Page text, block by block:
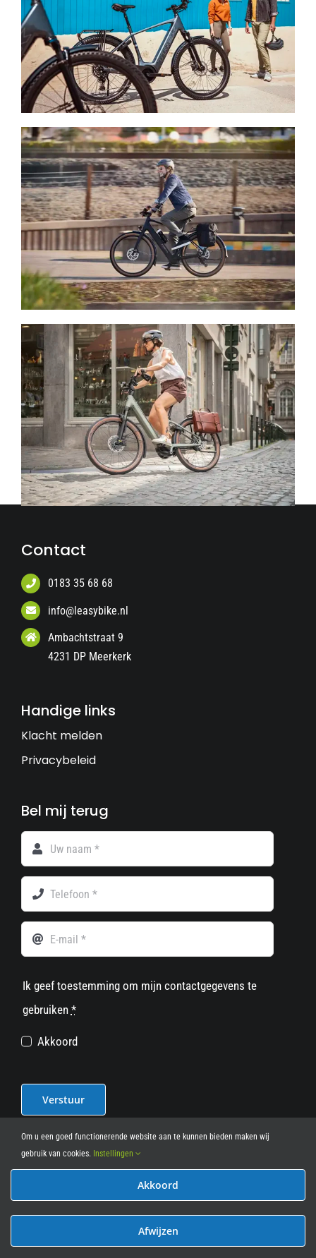
Contact
0183 35 68 68
info@leasybike.nl
Ambachtstraat 9
4231 DP Meerkerk
Handige links
Klacht melden
Privacybeleid
Bel mij terug
Ik geef toestemming om mijn contactgegevens te
gebruiken *
Akkoord
Verstuur
© 2012 - 2026• Leasy Bike • All Rights Reserved • powered
Om u een goed functionerende website aan te kunnen bieden maken wij
gebruik van cookies. Instellingen
Akkoord
Afwijzen